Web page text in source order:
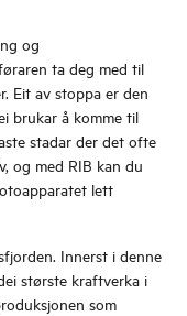
og
ta deg med til
Eit av stoppa er den
brukar å komme til
stadar der det ofte
og med RIB kan du
lett
Innerst i denne
største kraftverka i
som